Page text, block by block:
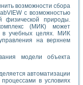
возможности сбора
с возможностью
природы.
(МИК) может
в учебных целях. МИК
на верхнем
модели объекта
автоматизации
в условиях